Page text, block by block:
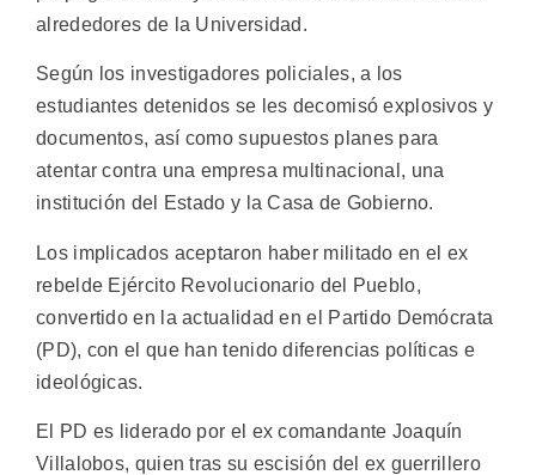
alrededores de la Universidad.
Según los investigadores policiales, a los
estudiantes detenidos se les decomisó explosivos y
documentos, así como supuestos planes para
atentar contra una empresa multinacional, una
institución del Estado y la Casa de Gobierno.
Los implicados aceptaron haber militado en el ex
rebelde Ejército Revolucionario del Pueblo,
convertido en la actualidad en el Partido Demócrata
(PD), con el que han tenido diferencias políticas e
ideológicas.
El PD es liderado por el ex comandante Joaquín
Villalobos, quien tras su escisión del ex guerrillero